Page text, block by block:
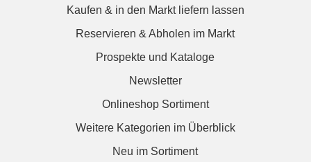
Kaufen & in den Markt liefern lassen
Reservieren & Abholen im Markt
Prospekte und Kataloge
Newsletter
Onlineshop Sortiment
Weitere Kategorien im Überblick
Neu im Sortiment